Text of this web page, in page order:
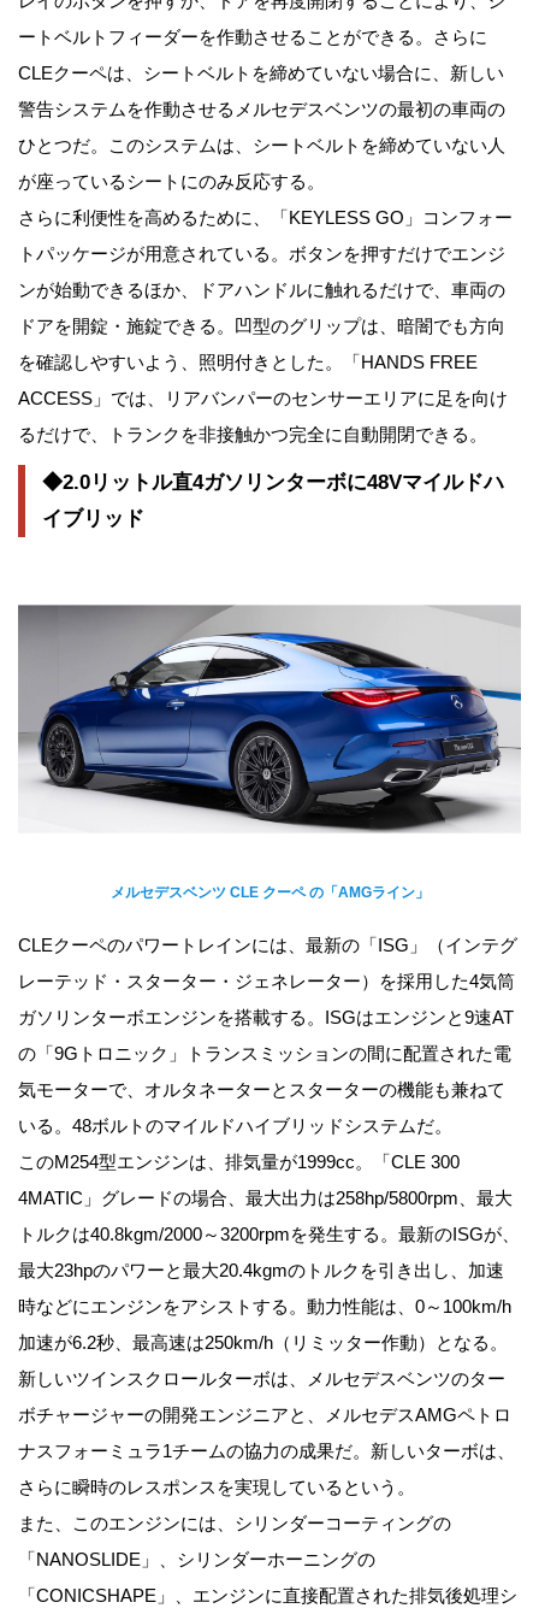
ートベルトフィーダーを作動させることができる。さらに
CLEクーペは、シートベルトを締めていない場合に、新しい
警告システムを作動させるメルセデスベンツの最初の車両の
ひとつだ。このシステムは、シートベルトを締めていない人
が座っているシートにのみ反応する。
さらに利便性を高めるために、「KEYLESS GO」コンフォー
トパッケージが用意されている。ボタンを押すだけでエンジ
ンが始動できるほか、ドアハンドルに触れるだけで、車両の
ドアを開錠・施錠できる。凹型のグリップは、暗闇でも方向
を確認しやすいよう、照明付きとした。「HANDS FREE
ACCESS」では、リアバンパーのセンサーエリアに足を向け
るだけで、トランクを非接触かつ完全に自動開閉できる。
◆2.0リットル直4ガソリンターボに48Vマイルドハ
イブリッド
メルセデスベンツ CLE クーペ の「AMGライン」
CLEクーペのパワートレインには、最新の「ISG」（インテグ
レーテッド・スターター・ジェネレーター）を採用した4気筒
ガソリンターボエンジンを搭載する。ISGはエンジンと9速AT
の「9Gトロニック」トランスミッションの間に配置された電
気モーターで、オルタネーターとスターターの機能も兼ねて
いる。48ボルトのマイルドハイブリッドシステムだ。
このM254型エンジンは、排気量が1999cc。「CLE 300
4MATIC」グレードの場合、最大出力は258hp/5800rpm、最大
トルクは40.8kgm/2000～3200rpmを発生する。最新のISGが、
最大23hpのパワーと最大20.4kgmのトルクを引き出し、加速
時などにエンジンをアシストする。動力性能は、0～100km/h
加速が6.2秒、最高速は250km/h（リミッター作動）となる。
新しいツインスクロールターボは、メルセデスベンツのター
ボチャージャーの開発エンジニアと、メルセデスAMGペトロ
ナスフォーミュラ1チームの協力の成果だ。新しいターボは、
さらに瞬時のレスポンスを実現しているという。
また、このエンジンには、シリンダーコーティングの
「NANOSLIDE」、シリンダーホーニングの
「CONICSHAPE」、エンジンに直接配置された排気後処理シ